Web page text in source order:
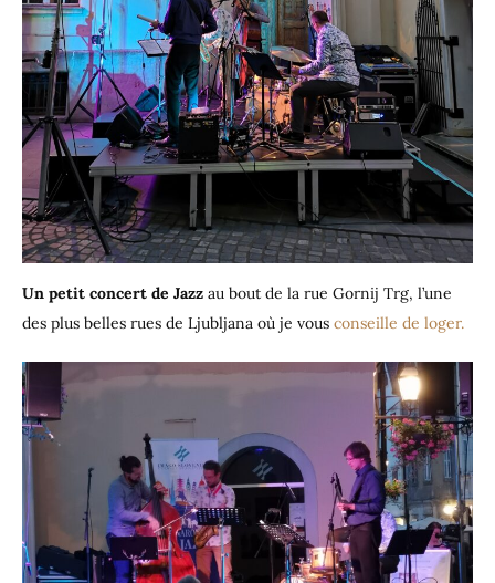
Un petit concert de Jazz au bout de la rue Gornij Trg, l’une
des plus belles rues de Ljubljana où je vous conseille de loger.